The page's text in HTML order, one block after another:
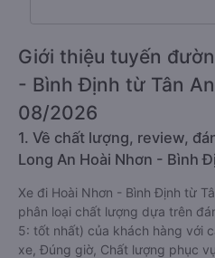
Giới thiệu tuyến
- Bình Định từ Tân
08/2026
1. Về chất lượng, review,
Long An Hoài Nhơn - Bình
Xe đi Hoài Nhơn - Bình Định từ
phân loại chất lượng dựa trên
5: tốt nhất) của khách hàng với
xe, Đúng giờ, Chất lượng phục